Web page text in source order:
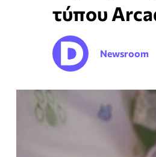
τύπου
Newsroom